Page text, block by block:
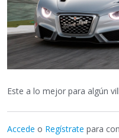
Este a lo mejor para algún
Accede o Regístrate para